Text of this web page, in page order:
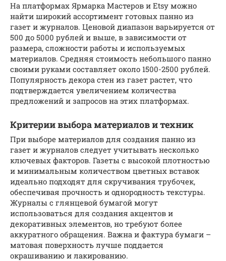
На платформах Ярмарка Мастеров и Etsy можно
найти широкий ассортимент готовых панно из
газет и журналов. Ценовой диапазон варьируется от
500 до 5000 рублей и выше, в зависимости от
размера, сложности работы и используемых
материалов. Средняя стоимость небольшого панно
своими руками составляет около 1500-2500 рублей.
Популярность декора стен из газет растет, что
подтверждается увеличением количества
предложений и запросов на этих платформах.
Критерии выбора материалов и техник
При выборе материалов для создания панно из
газет и журналов следует учитывать несколько
ключевых факторов. Газеты с высокой плотностью
и минимальным количеством цветных вставок
идеально подходят для скручивания трубочек,
обеспечивая прочность и однородность текстуры.
Журналы с глянцевой бумагой могут
использоваться для создания акцентов и
декоративных элементов, но требуют более
аккуратного обращения. Важна и фактура бумаги –
матовая поверхность лучше поддается
окрашиванию и лакированию.